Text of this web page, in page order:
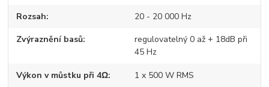
Rozsah 20 - 20 000 Hz
Zvýraznění basů
regulovatelný 0 až + 18dB při
45 Hz
Výkon v můstku při 4Ω 1 x 500 W RMS